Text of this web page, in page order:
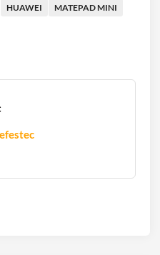
HUAWEI
MATEPAD MINI